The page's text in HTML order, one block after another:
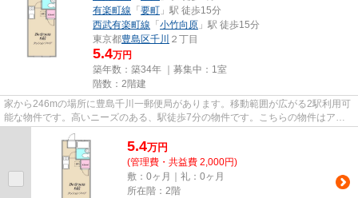
有楽町線 「 要町 」駅 徒歩15分
西武有楽町線 「 小竹向原 」駅 徒歩15分
東京都豊島区千川 ２丁目
5.4万円
築年数：築34年 ｜募集中： 1室
階数：2階建
家から246mの場所に豊島千川一郵便局があります。移動範囲が広がる2駅利用可
能な物件です。高いニーズのある、駅徒歩7分の物件です。こちらの物件はアパ
ートです。できるだけ早めに不...
5.4万円
(管理費・共益費 2,000円)
敷：0ヶ月｜礼：0ヶ月
所在階：2階